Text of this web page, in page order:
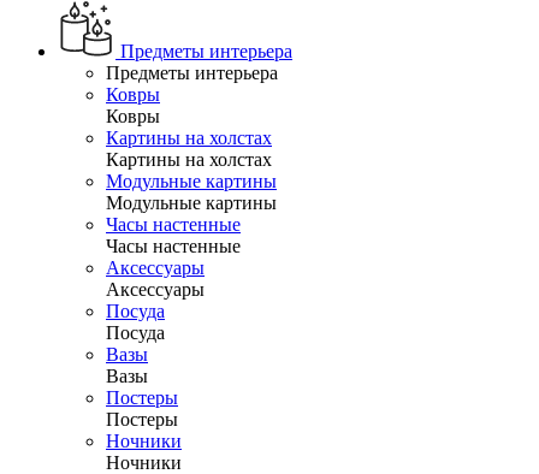
Предметы интерьера
Предметы интерьера
Ковры
Ковры
Картины на холстах
Картины на холстах
Модульные картины
Модульные картины
Часы настенные
Часы настенные
Аксессуары
Аксессуары
Посуда
Посуда
Вазы
Вазы
Постеры
Постеры
Ночники
Ночники